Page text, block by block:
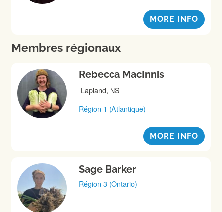
MORE INFO
Membres régionaux
Rebecca MacInnis
Lapland, NS
Région 1 (Atlantique)
MORE INFO
Sage Barker
Région 3 (Ontario)